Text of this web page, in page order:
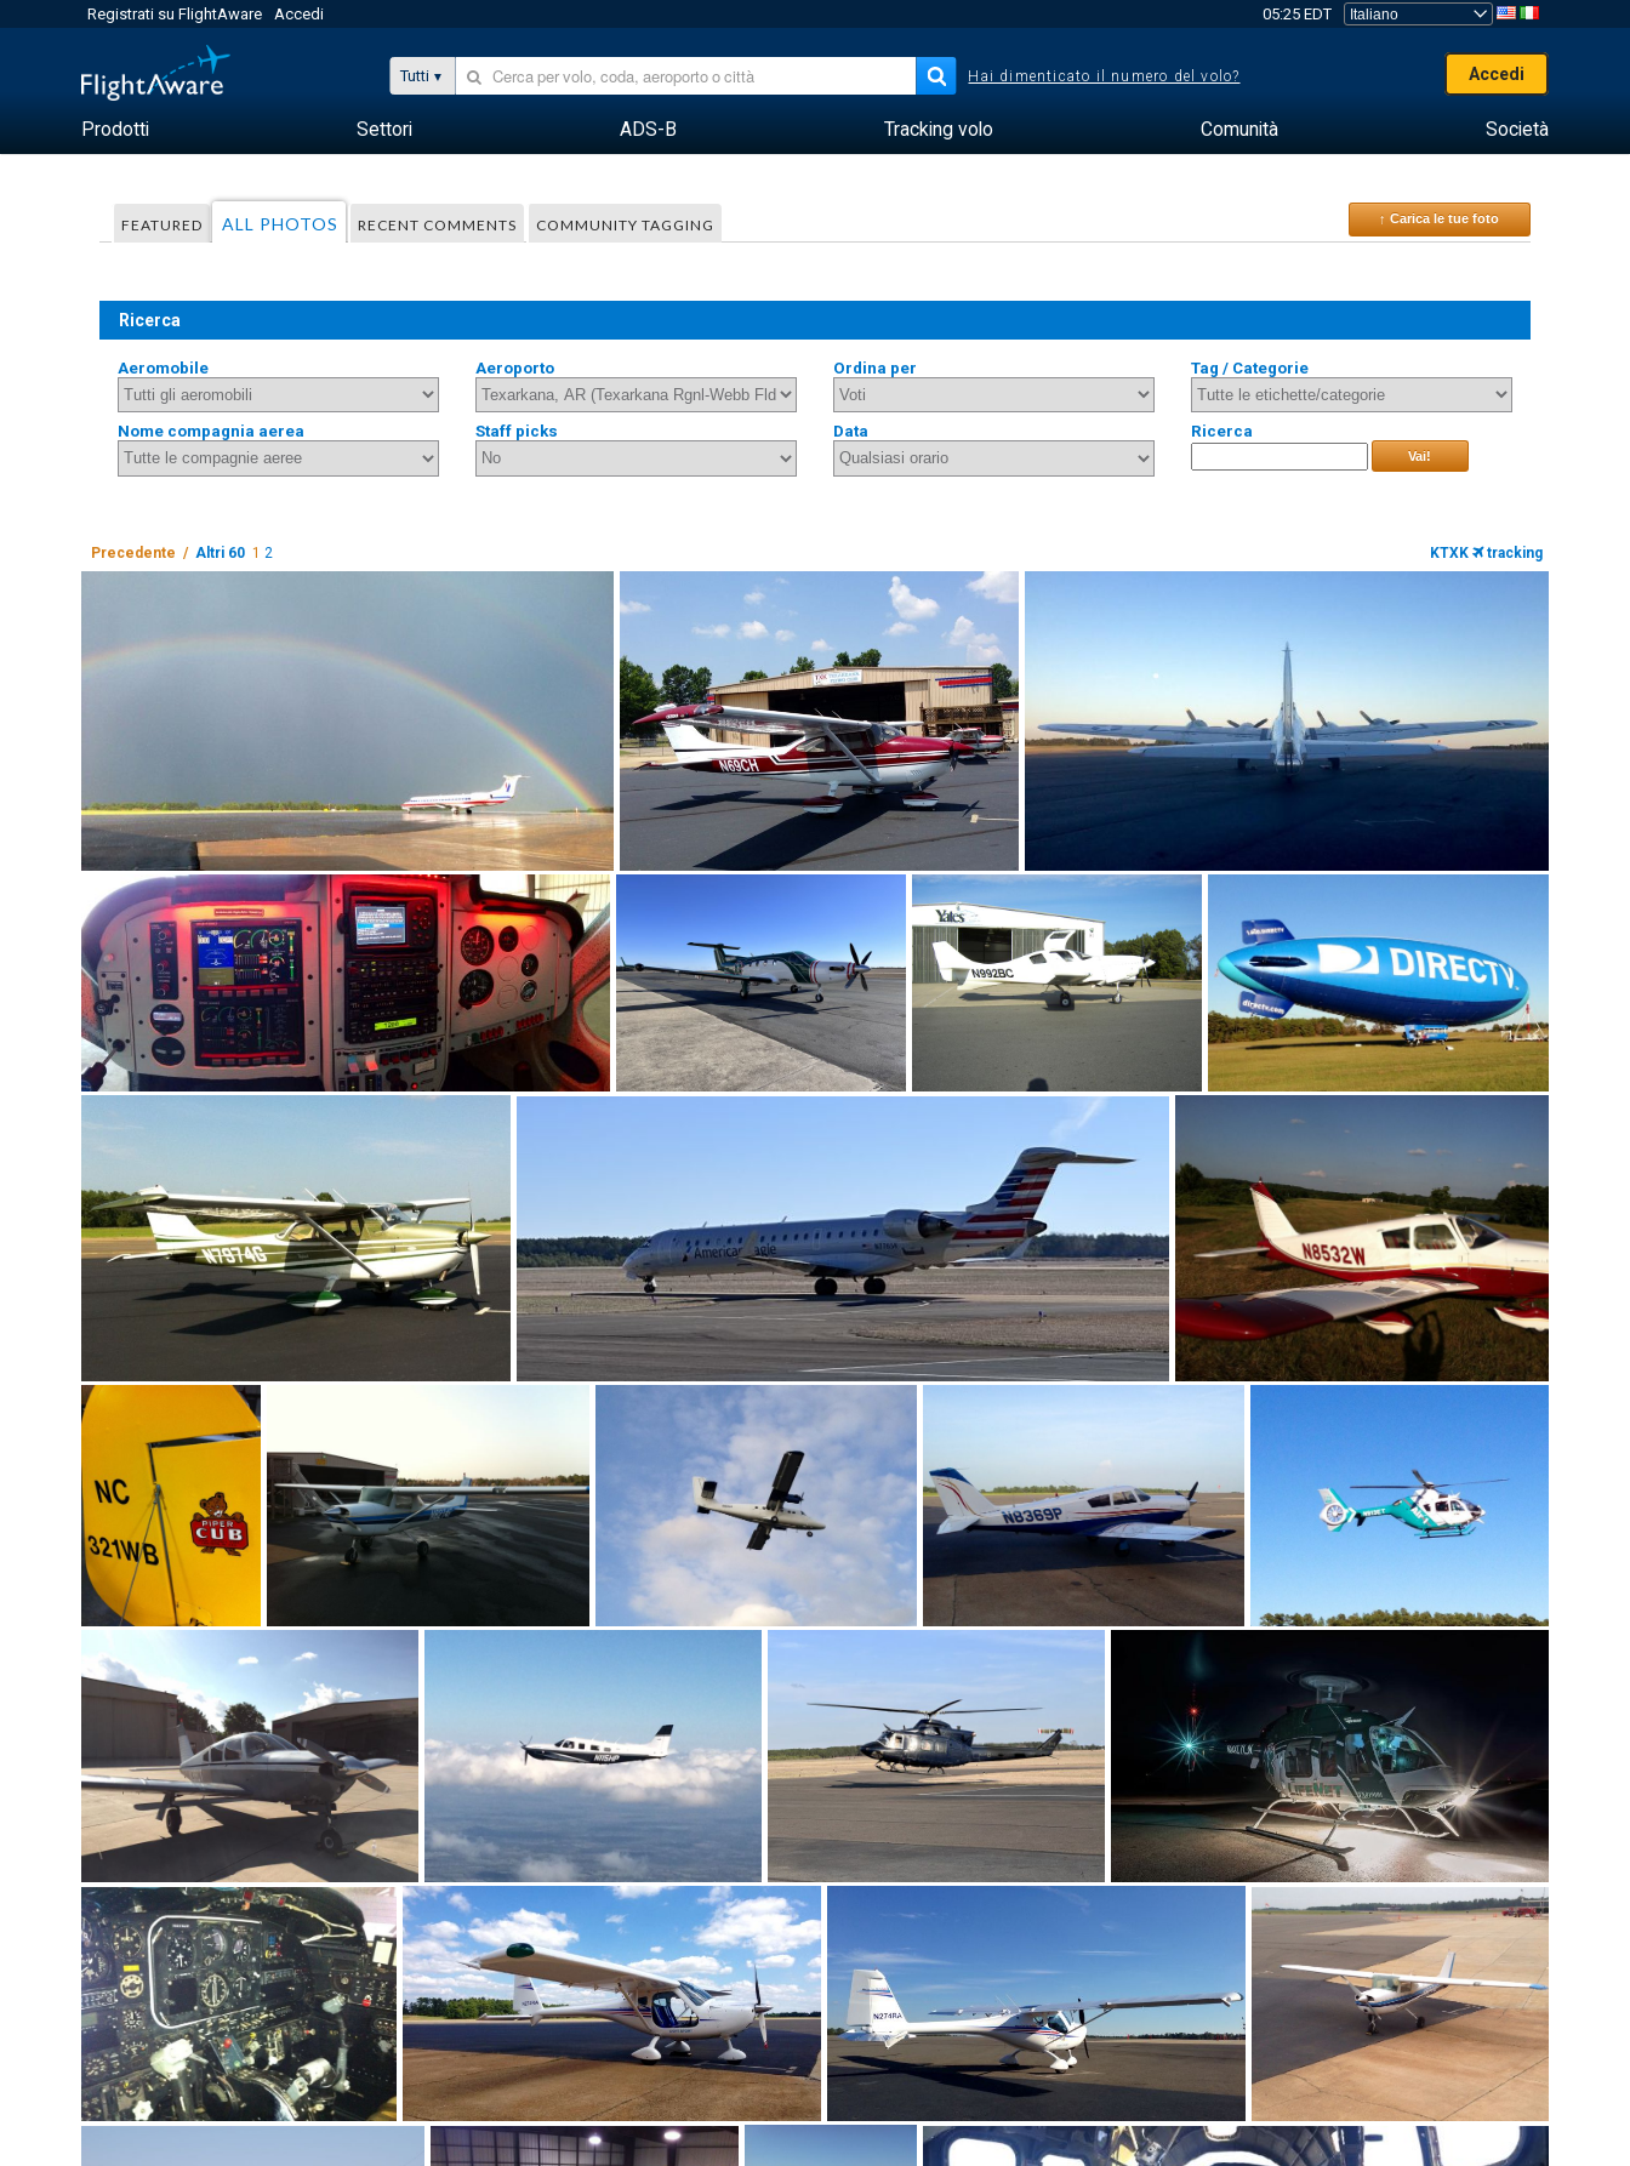
Registrati su FlightAware Accedi 05:25 EDT
Tutti Hai dimenticato il numero del volo? Accedi
Prodotti Settori ADS-B Tracking volo Comunità Società
FEATURED ALL PHOTOS RECENT COMMENTS COMMUNITY TAGGING ↑ Carica le tue foto
Ricerca
Aeromobile Aeroporto Ordina per Tag / Categorie
Nome compagnia aerea Staff picks Data Ricerca
Vai!
Precedente / Altri 60 1 2 KTXK tracking